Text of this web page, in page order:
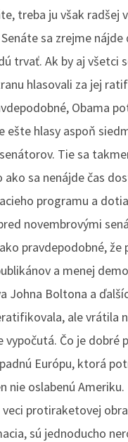
treba ju však radšej
sa zrejme nájde
trvať. Ak by aj všetci
hlasovali za jej
Obama
ešte hlasy aspoň
Tie sa
ako sa nenájde čas
programu a
novembrovými
pravdepodobné, že
a menej
Johna Boltona a
ale vrátila
vypočutá. Čo je dobré
Európu, ktorá
nie oslabenú
protiraketovej
sú jednoducho